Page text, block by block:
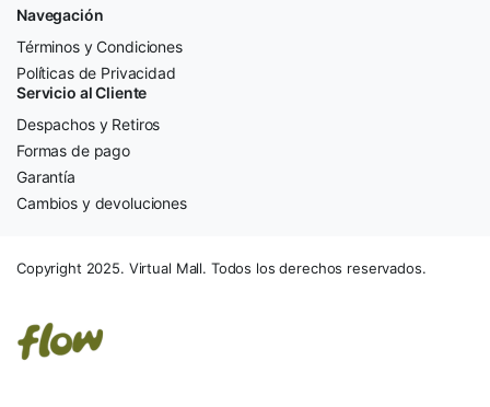
Navegación
Términos y Condiciones
Políticas de Privacidad
Servicio al Cliente
Despachos y Retiros
Formas de pago
Garantía
Cambios y devoluciones
Copyright 2025. Virtual Mall. Todos los derechos reservados.